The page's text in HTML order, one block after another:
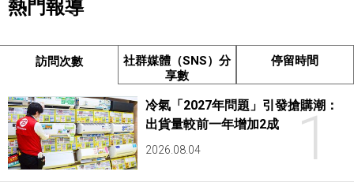
熱門報導
訪問次數
社群媒體（SNS）分
享數
停留時間
1
冷氣「2027年問題」引發搶購潮：
出貨量較前一年增加2成
2026.08.04